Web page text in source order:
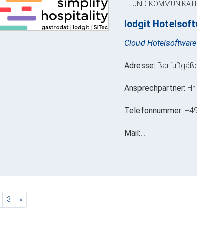
IT UND
lodgit
Cloud
Adresse:
Ansprechpartner:
Telefonnummer:
Mail:
3 »nächste